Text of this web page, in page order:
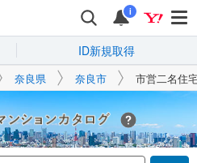
i
ID新規取得
奈良県 奈良市 市営二名住
Yahoo!不動産